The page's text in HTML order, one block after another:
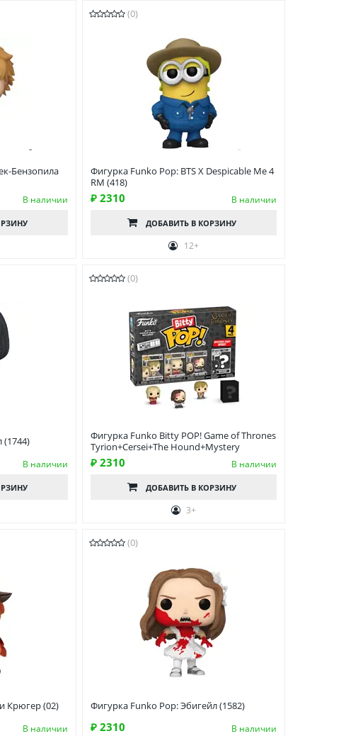
Бензопила
В наличии
(0)
Фигурка Funko Pop: BTS X Despicable Me 4
RM (418)
₽ 2310 В наличии
ДОБАВИТЬ В КОРЗИНУ
12+
(1744)
В наличии
(0)
Фигурка Funko Bitty POP! Game of Thrones
Tyrion+Cersei+The Hound+Mystery
₽ 2310 В наличии
ДОБАВИТЬ В КОРЗИНУ
3+
Крюгер (02)
В наличии
(0)
Фигурка Funko Pop: Эбигейл (1582)
₽ 2310 В наличии